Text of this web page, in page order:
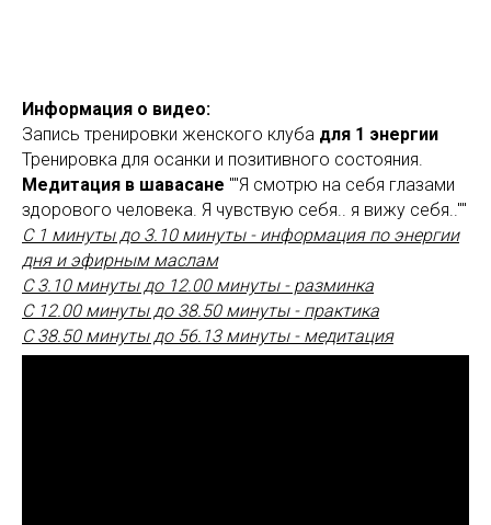
Информация о видео:
Запись тренировки женского клуба для 1 энергии
Тренировка для осанки и позитивного состояния.
Медитация в шавасане ""Я смотрю на себя глазами
здорового человека. Я чувствую себя.. я вижу себя..""
С 1 минуты до 3.10 минуты - информация по энергии
дня и эфирным маслам
С 3.10 минуты до 12.00 минуты - разминка
С 12.00 минуты до 38.50 минуты - практика
С 38.50 минуты до 56.13 минуты - медитация